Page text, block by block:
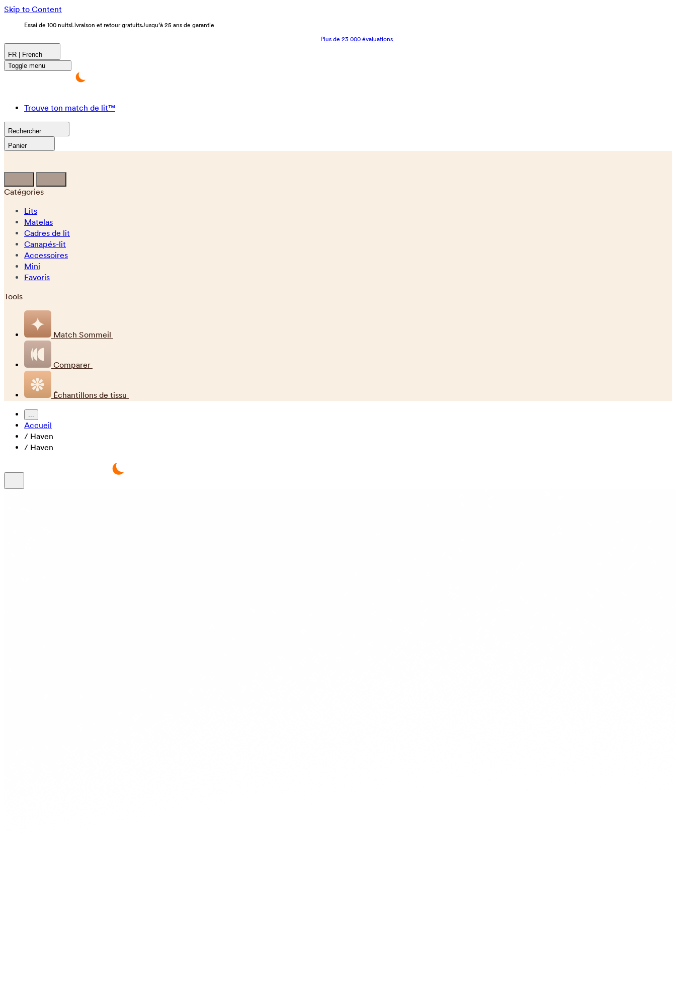
Skip to Content
Essai de 100 nuitsLivraison et retour gratuitsJusqu’à 25 ans de garantie
Plus de 23 000 évaluations
FR | French
Toggle menu
Trouve ton match de lit™
Rechercher
Panier
Catégories
Lits
Matelas
Cadres de lit
Canapés-lit
Accessoires
Mini
Favoris
Tools
Match Sommeil
Comparer
Échantillons de tissu
...
Accueil
/ Haven
/ Haven